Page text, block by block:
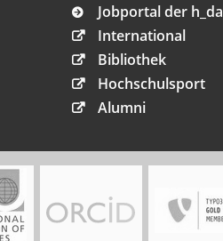
Jobportal der h_da
International
Bibliothek
Hochschulsport
Alumni